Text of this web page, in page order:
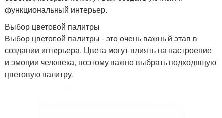
функциональный интерьер.
Выбор цветовой палитры
Выбор цветовой палитры - это очень важный этап в
создании интерьера. Цвета могут влиять на настроение
и эмоции человека, поэтому важно выбрать подходящую
цветовую палитру.